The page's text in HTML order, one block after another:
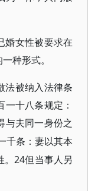
婚女性被要求在
种形式。
法被纳入法律条
十八条规定：
与夫同一身份之
千条：妻以其本
。24但当事人另